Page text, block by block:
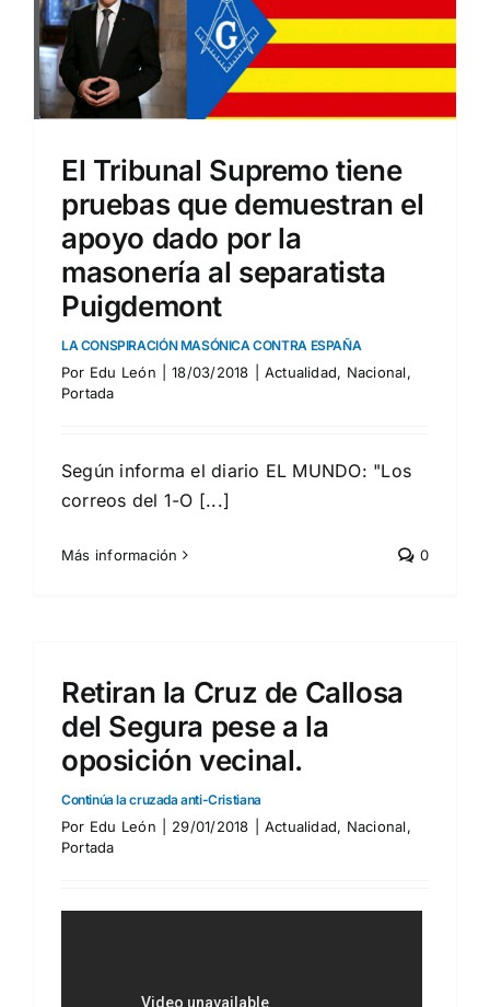
El Tribunal Supremo tiene
pruebas que demuestran el
apoyo dado por la
masonería al separatista
Puigdemont
LA CONSPIRACIÓN MASÓNICA CONTRA ESPAÑA
Por Edu León 18/03/2018 Actualidad, Nacional,
Portada
Según informa el diario EL MUNDO: "Los
correos del 1-O [...]
Más información 0
Retiran la Cruz de Callosa
del Segura pese a la
oposición vecinal.
Continúa la cruzada anti-Cristiana
Por Edu León 29/01/2018 Actualidad, Nacional,
Portada